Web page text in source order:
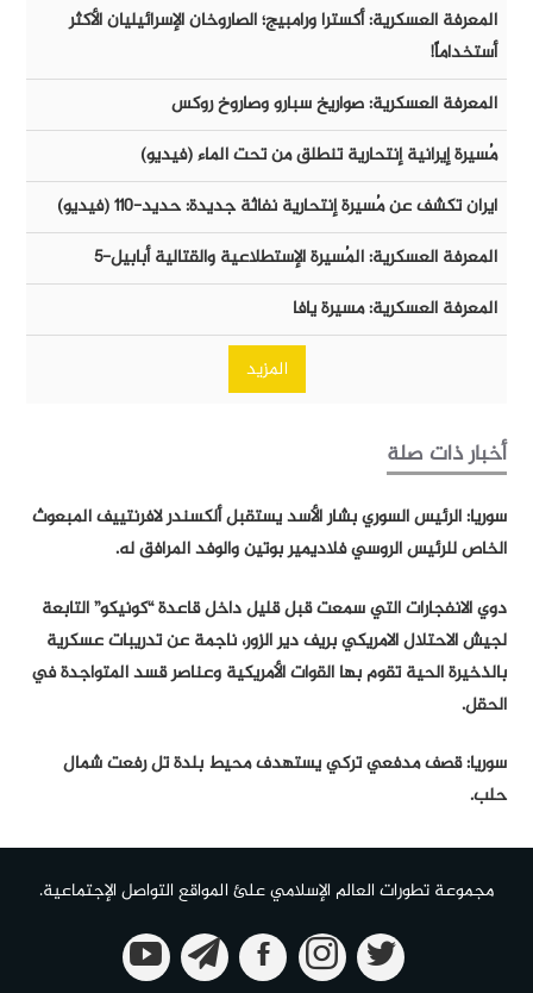
المعرفة العسكرية: أكسترا ورامبيج؛ الصاروخان الإسرائيليان الأكثر
أستخداماً!
المعرفة العسكرية: صواريخ سبارو وصاروخ روكس
مُسيرة إيرانية إنتحارية تنطلق من تحت الماء (فيديو)
ايران تكشف عن مُسيرة إنتحارية نفاثة جديدة: حديد-١١٠ (فيديو)
المعرفة العسكرية: المُسيرة الإستطلاعية والقتالية أبابيل-٥
المعرفة العسكرية: مسيرة يافا
المزيد
أخبار ذات صلة
سوريا: الرئيس السوري بشار الأسد يستقبل ألكسندر لافرنتييف المبعوث
الخاص للرئيس الروسي فلاديمير بوتين والوفد المرافق له.
دوي الانفجارات التي سمعت قبل قليل داخل قاعدة “كونيكو” التابعة
لجيش الاحتلال الامريكي بريف دير الزور، ناجمة عن تدريبات عسكرية
بالذخيرة الحية تقوم بها القوات الأمريكية وعناصر قسد المتواجدة في
الحقل.
سوريا: قصف مدفعي تركي يستهدف محيط بلدة تل رفعت شمال
حلب.
مجموعة تطورات العالم الإسلامي علئ المواقع التواصل الإجتماعية.